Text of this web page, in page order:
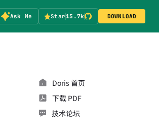
Ask Me Star15.7k DOWNLOAD
Doris 首页
下载 PDF
技术论坛